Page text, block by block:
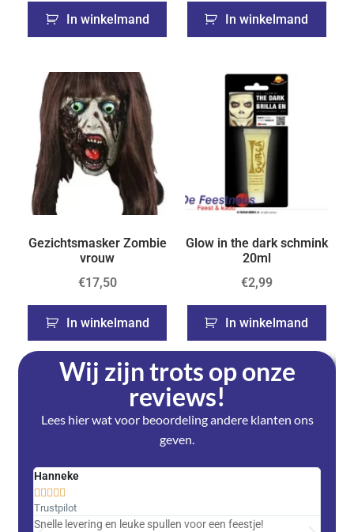
In winkelmand In winkelmand
Gezichtsmasker Zombie
vrouw
€17,50
In winkelmand
Glow in the dark schmink
20ml
€2,99
In winkelmand
Wij zijn trots op onze
reviews!
Lees hier wat voor beoordeling andere klanten ons
geven.
Hanneke
    
Trustpilot
Snelle levering en leuke spullen voor een feestje!